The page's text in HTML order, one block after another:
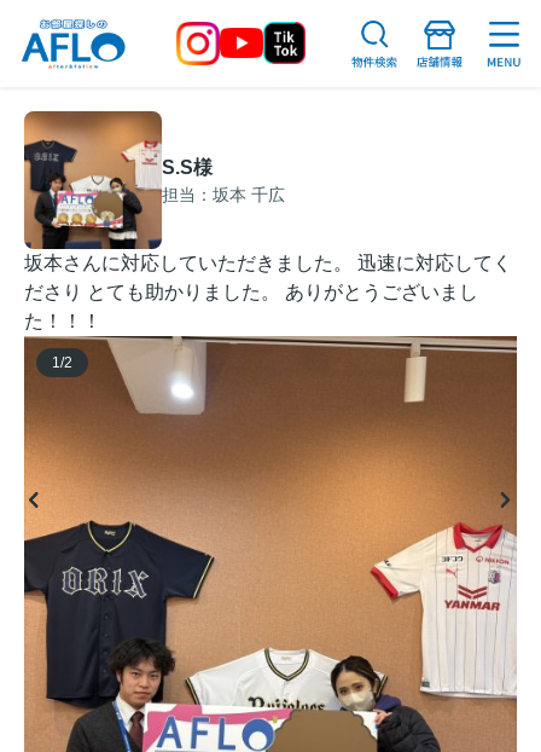
S.S様
担当：坂本 千広
坂本さんに対応していただきました。 迅速に対応してく
ださり とても助かりました。 ありがとうございまし
た！！！
1 /2